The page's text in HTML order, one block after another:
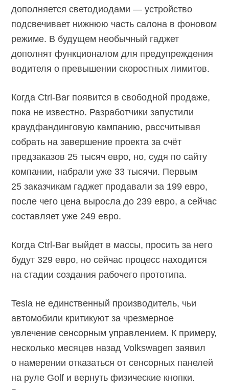
дополняется светодиодами — устройство
подсвечивает нижнюю часть салона в фоновом
режиме. В будущем необычный гаджет
дополнят функционалом для предупреждения
водителя о превышении скоростных лимитов.
Когда Ctrl-Bar появится в свободной продаже,
пока не известно. Разработчики запустили
краудфандинговую кампанию, рассчитывая
собрать на завершение проекта за счёт
предзаказов 25 тысяч евро, но, судя по сайту
компании, набрали уже 33 тысячи. Первым
25 заказчикам гаджет продавали за 199 евро,
после чего цена выросла до 239 евро, а сейчас
составляет уже 249 евро.
Когда Ctrl-Bar выйдет в массы, просить за него
будут 329 евро, но сейчас процесс находится
на стадии создания рабочего прототипа.
Tesla не единственный производитель, чьи
автомобили критикуют за чрезмерное
увлечение сенсорным управлением. К примеру,
несколько месяцев назад Volkswagen заявил
о намерении отказаться от сенсорных панелей
на руле Golf и вернуть физические кнопки.